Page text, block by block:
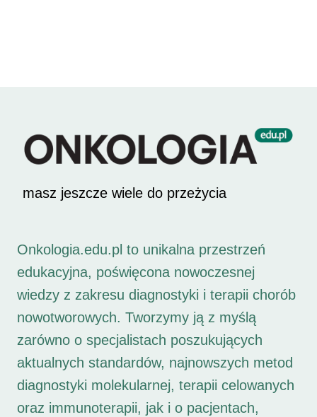
masz jeszcze wiele do przeżycia
Onkologia.edu.pl to unikalna przestrzeń
edukacyjna, poświęcona nowoczesnej
wiedzy z zakresu diagnostyki i terapii chorób
nowotworowych. Tworzymy ją z myślą
zarówno o specjalistach poszukujących
aktualnych standardów, najnowszych metod
diagnostyki molekularnej, terapii celowanych
oraz immunoterapii, jak i o pacjentach,